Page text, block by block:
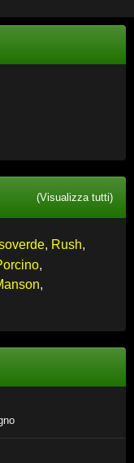
(Visualizza tutti)
Rush